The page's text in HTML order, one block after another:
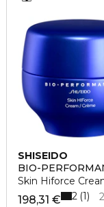
SHISEIDO
BIO-
Skin Hiforce
198,31 € 2 1